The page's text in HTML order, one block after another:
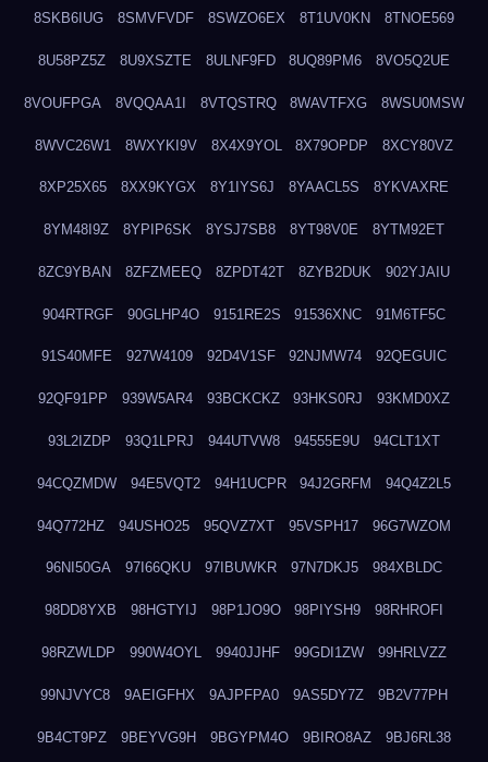
8SKB6IUG 8SMVFVDF 8SWZO6EX 8T1UV0KN 8TNOE569
8U58PZ5Z 8U9XSZTE 8ULNF9FD 8UQ89PM6 8VO5Q2UE
8VOUFPGA 8VQQAA1I 8VTQSTRQ 8WAVTFXG 8WSU0MSW
8WVC26W1 8WXYKI9V 8X4X9YOL 8X79OPDP 8XCY80VZ
8XP25X65 8XX9KYGX 8Y1IYS6J 8YAACL5S 8YKVAXRE
8YM48I9Z 8YPIP6SK 8YSJ7SB8 8YT98V0E 8YTM92ET
8ZC9YBAN 8ZFZMEEQ 8ZPDT42T 8ZYB2DUK 902YJAIU
904RTRGF 90GLHP4O 9151RE2S 91536XNC 91M6TF5C
91S40MFE 927W4109 92D4V1SF 92NJMW74 92QEGUIC
92QF91PP 939W5AR4 93BCKCKZ 93HKS0RJ 93KMD0XZ
93L2IZDP 93Q1LPRJ 944UTVW8 94555E9U 94CLT1XT
94CQZMDW 94E5VQT2 94H1UCPR 94J2GRFM 94Q4Z2L5
94Q772HZ 94USHO25 95QVZ7XT 95VSPH17 96G7WZOM
96NI50GA 97I66QKU 97IBUWKR 97N7DKJ5 984XBLDC
98DD8YXB 98HGTYIJ 98P1JO9O 98PIYSH9 98RHROFI
98RZWLDP 990W4OYL 9940JJHF 99GDI1ZW 99HRLVZZ
99NJVYC8 9AEIGFHX 9AJPFPA0 9AS5DY7Z 9B2V77PH
9B4CT9PZ 9BEYVG9H 9BGYPM4O 9BIRO8AZ 9BJ6RL38